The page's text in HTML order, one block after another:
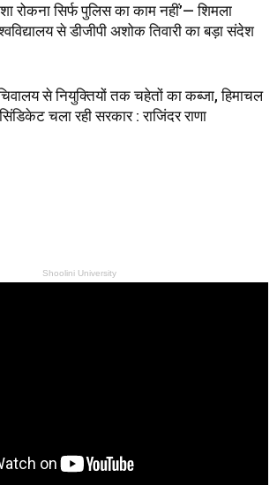
रोकना सिर्फ पुलिस का काम नहीं’— शिमला
से डीजीपी अशोक तिवारी का बड़ा संदेश
से नियुक्तियों तक चहेतों का कब्जा, हिमाचल
चला रही सरकार : राजिंदर राणा
Shoolini University